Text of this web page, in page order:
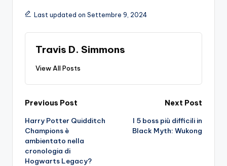
Last updated on Settembre 9, 2024
Travis D. Simmons
View All Posts
Post
navigation
Previous Post
Harry Potter Quidditch
Champions è
ambientato nella
cronologia di
Hogwarts Legacy?
Next Post
I 5 boss più difficili in
Black Myth: Wukong